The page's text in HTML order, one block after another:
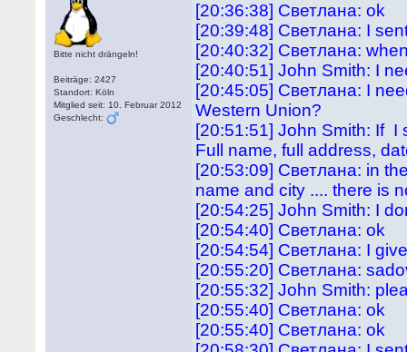
Bitte nicht drängeln!
Beiträge: 2427
Standort: Köln
Mitglied seit: 10. Februar 2012
Geschlecht:
[20:36:38] Светлана: ok
[20:39:48] Светлана: I
[20:40:32] Светлана:
[20:40:51] John Smith: I
[20:45:05] Светлана: I
Western Union?
[20:51:51] John Smith: If I
Full name, full address,
[20:53:09] Светлана: in
name and city .... there is
[20:54:25] John Smith: I
[20:54:40] Светлана: ok
[20:54:54] Светлана: I
[20:55:20] Светлана:
[20:55:32] John Smith:
[20:55:40] Светлана: ok
[20:55:40] Светлана: ok